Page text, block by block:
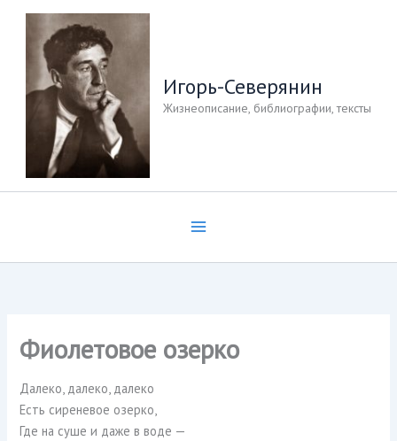
Перейти
содержимому
Игорь-Северянин
Жизнеописание, библиографии, тексты
Фиолетовое озерко
Далеко, далеко, далеко
Есть сиреневое озерко,
Где на суше и даже в воде —